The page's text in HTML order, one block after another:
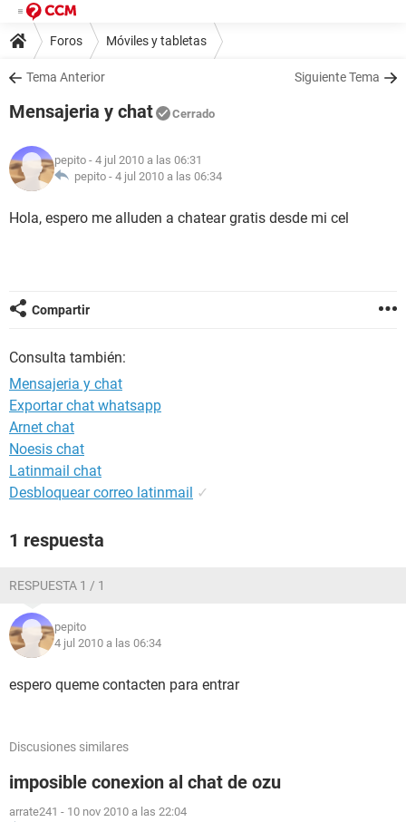
Foros Móviles y tabletas
Tema Anterior Siguiente Tema
Mensajeria y chat Cerrado
pepito - 4 jul 2010 a las 06:31
pepito - 4 jul 2010 a las 06:34
Hola, espero me alluden a chatear gratis desde mi cel
Compartir
Consulta también:
Mensajeria y chat
Exportar chat whatsapp
Arnet chat
Noesis chat
Latinmail chat
Desbloquear correo latinmail ✓
1 respuesta
RESPUESTA 1 / 1
pepito
4 jul 2010 a las 06:34
espero queme contacten para entrar
Discusiones similares
imposible conexion al chat de ozu
arrate241 - 10 nov 2010 a las 22:04